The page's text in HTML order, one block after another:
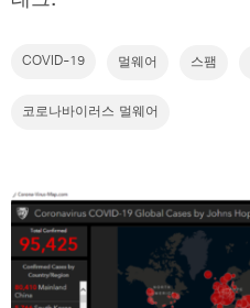
COVID-19 멀웨어 스팸
코로나바이러스 멀웨어